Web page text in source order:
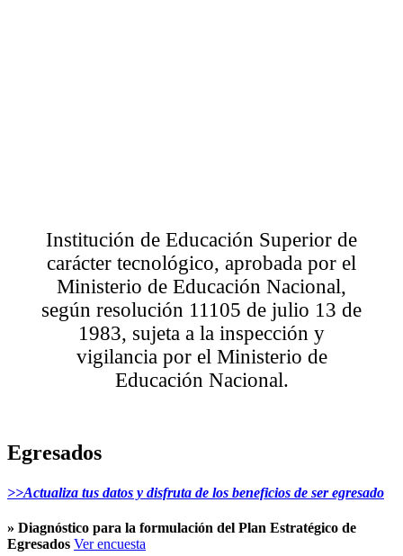
Institución de Educación Superior de
carácter tecnológico, aprobada por el
Ministerio de Educación Nacional,
según resolución 11105 de julio 13 de
1983, sujeta a la inspección y
vigilancia por el Ministerio de
Educación Nacional.
Egresados
>>Actualiza tus datos y disfruta de los beneficios de ser egresado
» Diagnóstico para la formulación del Plan Estratégico de
Egresados Ver encuesta